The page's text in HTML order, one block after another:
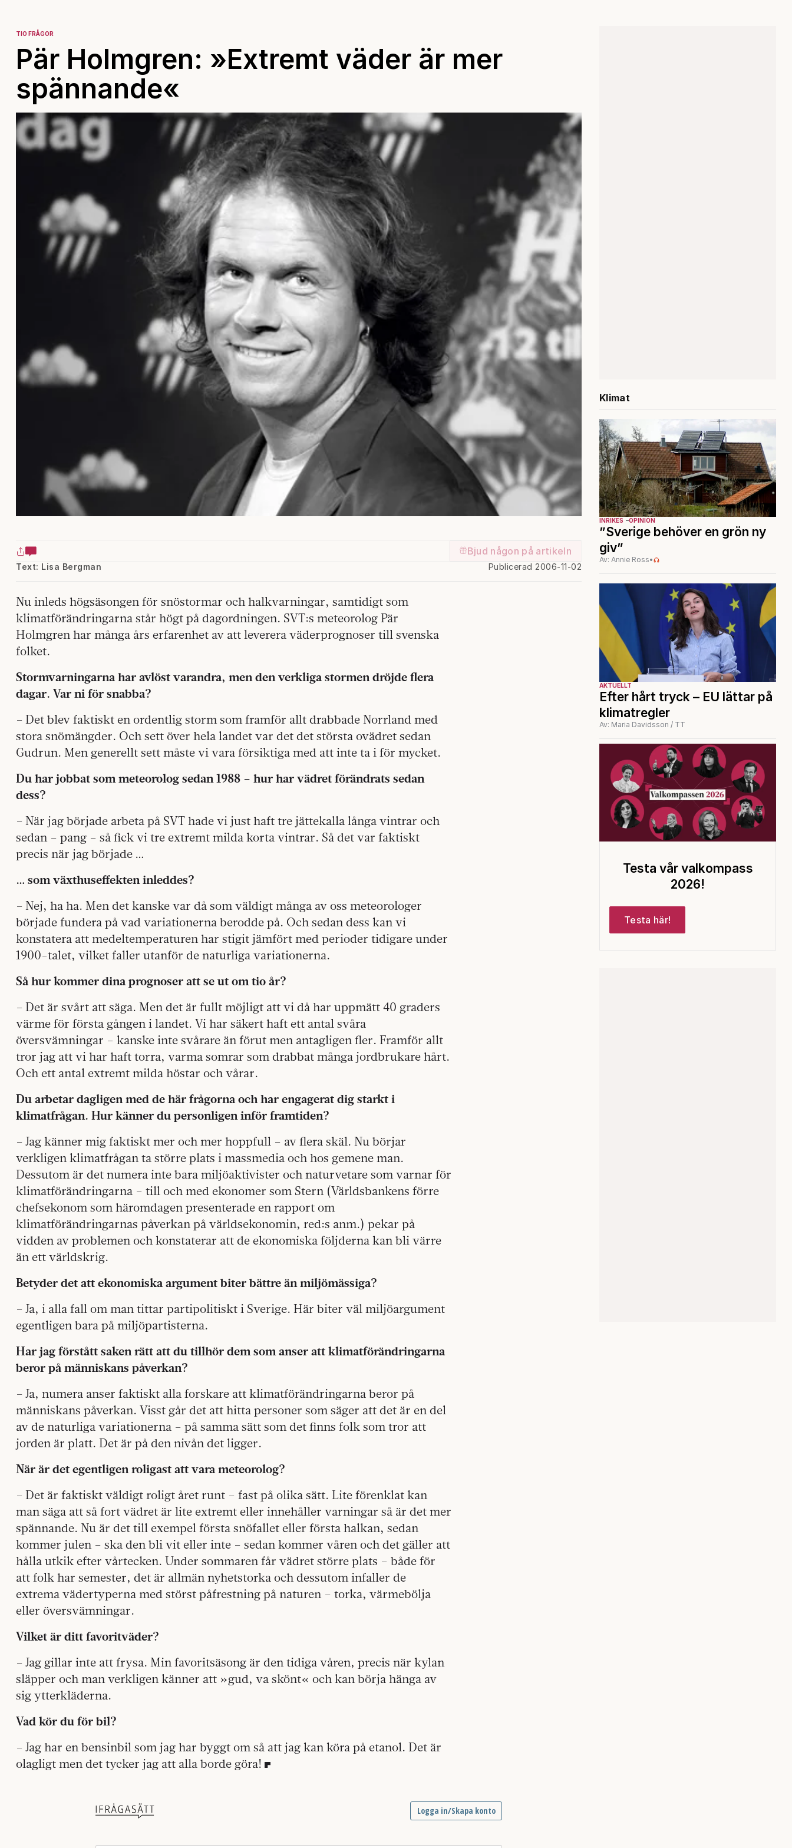
TIO FRÅGOR
Pär Holmgren: »Extremt väder är mer
spännande«
Bjud någon på artikeln
Text: Lisa Bergman Publicerad 2006-11-02
Nu inleds högsäsongen för snöstormar och halkvarningar, samtidigt som
klimatförändringarna står högt på dagordningen. SVT:s meteorolog Pär
Holmgren har många års erfarenhet av att leverera väderprognoser till svenska
folket.
Stormvarningarna har avlöst varandra, men den verkliga stormen dröjde flera
dagar. Var ni för snabba?
– Det blev faktiskt en ordentlig storm som framför allt drabbade Norrland med
stora snömängder. Och sett över hela landet var det det största ovädret sedan
Gudrun. Men generellt sett måste vi vara försiktiga med att inte ta i för mycket.
Du har jobbat som meteorolog sedan 1988 – hur har vädret förändrats sedan
dess?
– När jag började arbeta på SVT hade vi just haft tre jättekalla långa vintrar och
sedan – pang – så fick vi tre extremt milda korta vintrar. Så det var faktiskt
precis när jag började …
… som växthuseffekten inleddes?
– Nej, ha ha. Men det kanske var då som väldigt många av oss meteorologer
började fundera på vad variationerna berodde på. Och sedan dess kan vi
konstatera att medeltemperaturen har stigit jämfört med perioder tidigare under
1900-talet, vilket faller utanför de naturliga variationerna.
Så hur kommer dina prognoser att se ut om tio år?
– Det är svårt att säga. Men det är fullt möjligt att vi då har uppmätt 40 graders
värme för första gången i landet. Vi har säkert haft ett antal svåra
översvämningar – kanske inte svårare än förut men antagligen fler. Framför allt
tror jag att vi har haft torra, varma somrar som drabbat många jordbrukare hårt.
Och ett antal extremt milda höstar och vårar.
Du arbetar dagligen med de här frågorna och har engagerat dig starkt i
klimatfrågan. Hur känner du personligen inför framtiden?
– Jag känner mig faktiskt mer och mer hoppfull – av flera skäl. Nu börjar
verkligen klimatfrågan ta större plats i massmedia och hos gemene man.
Dessutom är det numera inte bara miljöaktivister och naturvetare som varnar för
klimatförändringarna – till och med ekonomer som Stern (Världsbankens förre
chefsekonom som häromdagen presenterade en rapport om
klimatförändringarnas påverkan på världsekonomin, red:s anm.) pekar på
vidden av problemen och konstaterar att de ekonomiska följderna kan bli värre
än ett världskrig.
Betyder det att ekonomiska argument biter bättre än miljömässiga?
– Ja, i alla fall om man tittar partipolitiskt i Sverige. Här biter väl miljöargument
egentligen bara på miljöpartisterna.
Har jag förstått saken rätt att du tillhör dem som anser att klimatförändringarna
beror på människans påverkan?
– Ja, numera anser faktiskt alla forskare att klimatförändringarna beror på
människans påverkan. Visst går det att hitta personer som säger att det är en del
av de naturliga variationerna – på samma sätt som det finns folk som tror att
jorden är platt. Det är på den nivån det ligger.
När är det egentligen roligast att vara meteorolog?
– Det är faktiskt väldigt roligt året runt – fast på olika sätt. Lite förenklat kan
man säga att så fort vädret är lite extremt eller innehåller varningar så är det mer
spännande. Nu är det till exempel första snöfallet eller första halkan, sedan
kommer julen – ska den bli vit eller inte – sedan kommer våren och det gäller att
hålla utkik efter vårtecken. Under sommaren får vädret större plats – både för
att folk har semester, det är allmän nyhetstorka och dessutom infaller de
extrema vädertyperna med störst påfrestning på naturen – torka, värmebölja
eller översvämningar.
Vilket är ditt favoritväder?
– Jag gillar inte att frysa. Min favoritsäsong är den tidiga våren, precis när kylan
släpper och man verkligen känner att »gud, va skönt« och kan börja hänga av
sig ytterkläderna.
Vad kör du för bil?
– Jag har en bensinbil som jag har byggt om så att jag kan köra på etanol. Det är
olagligt men det tycker jag att alla borde göra!
Klimat
INRIKES OPINION
”Sverige behöver en grön ny
giv”
Av: Annie Ross•
AKTUELLT
Efter hårt tryck – EU lättar på
klimatregler
Av: Maria Davidsson / TT
Testa vår valkompass
2026!
Testa här!